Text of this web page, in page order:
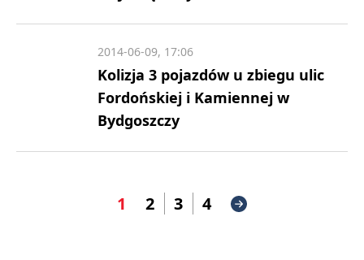
Kolizja 3 pojazdów u zbiegu ulic
Fordońskiej i Kamiennej w
Bydgoszczy
2014-06-09, 17:06
1 2 3 4